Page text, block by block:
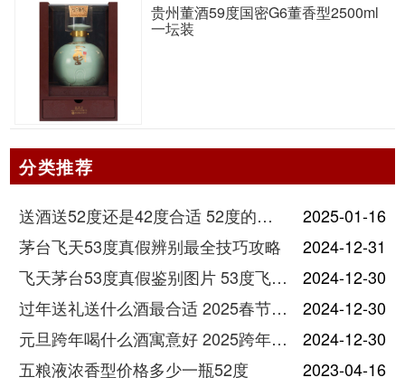
贵州董酒59度国密G6董香型2500ml
一坛装
分类推荐
送酒送52度还是42度合适 52度的酒和42度的酒有什么区别
2025-01-16
茅台飞天53度真假辨别最全技巧攻略
2024-12-31
飞天茅台53度真假鉴别图片 53度飞天茅台怎么验真假
2024-12-30
过年送礼送什么酒最合适 2025春节送酒指南
2024-12-30
元旦跨年喝什么酒寓意好 2025跨年热门酒推荐
2024-12-30
五粮液浓香型价格多少一瓶52度
2023-04-16